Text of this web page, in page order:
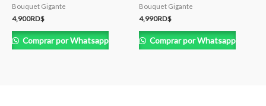
Bouquet Gigante
4,900RD$
Comprar por Whatsapp
Bouquet Gigante
4,990RD$
Comprar por Whatsapp